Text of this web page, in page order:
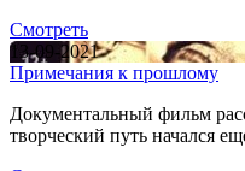
Смотреть
13-09-2021
Примечания к прошлому
Документальный фильм
творческий путь начался